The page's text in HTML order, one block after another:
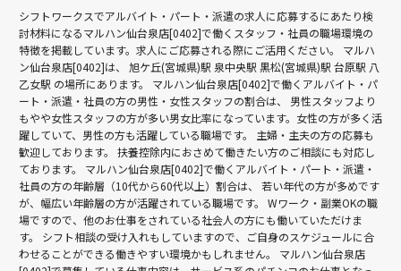
シフトワークスでアルバイト・パート・派遣の求人に応募するにあたり検
討材料になるマルハン仙台泉店[0402]で働くスタッフ・社員の職場環境の
特徴を掲載しています。求人にご応募される際にご活用ください。 マルハ
ン仙台泉店[0402]は、 旭ケ丘(宮城県)駅 泉中央駅 黒松(宮城県)駅 台原駅 八
乙女駅 の場所にあります。 マルハン仙台泉店[0402]で働くアルバイト・パ
ート・派遣・社員の方の男性・女性スタッフの割合は、 男性スタッフより
もやや女性スタッフの方が多い男女比率になっています。女性の方が多く活
躍していて、男性の方も活躍している職場です。 主婦・主夫の方の応募も
歓迎しております。 扶養控除内におさめて働きたい方のご相談にも対応し
ております。 マルハン仙台泉店[0402]で働くアルバイト・パート・派遣・
社員の方の年齢層（10代から60代以上）割合は、 若い年代の方が多めです
が、幅広い年齢層の方が活躍されている職場です。 Wワーク・副業OKの職
場ですので、他のお仕事をされている社会人の方にも働いていただけま
す。 シフト相談の受け入れもしていますので、ご自身のスケジュールに合
わせることができる働きやすい環境かもしれません。 マルハン仙台泉店